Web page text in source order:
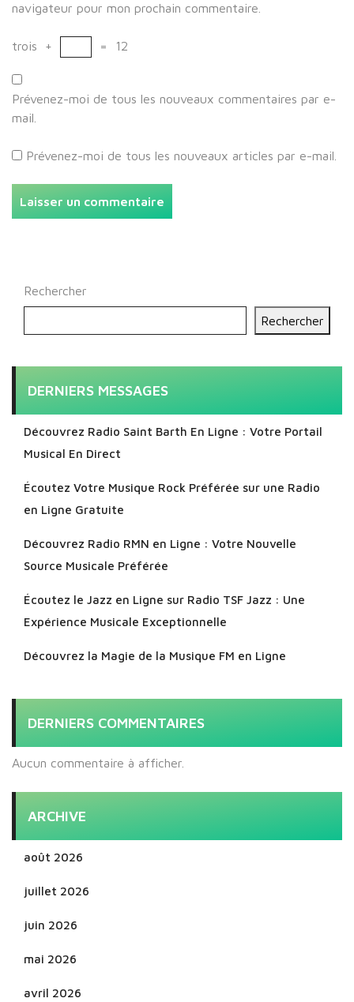
navigateur pour mon prochain commentaire.
trois + = 12
Prévenez-moi de tous les nouveaux commentaires par e-
mail.
Prévenez-moi de tous les nouveaux articles par e-mail.
Rechercher
Rechercher
DERNIERS MESSAGES
Découvrez Radio Saint Barth En Ligne : Votre Portail
Musical En Direct
Écoutez Votre Musique Rock Préférée sur une Radio
en Ligne Gratuite
Découvrez Radio RMN en Ligne : Votre Nouvelle
Source Musicale Préférée
Écoutez le Jazz en Ligne sur Radio TSF Jazz : Une
Expérience Musicale Exceptionnelle
Découvrez la Magie de la Musique FM en Ligne
DERNIERS COMMENTAIRES
Aucun commentaire à afficher.
ARCHIVE
août 2026
juillet 2026
juin 2026
mai 2026
avril 2026